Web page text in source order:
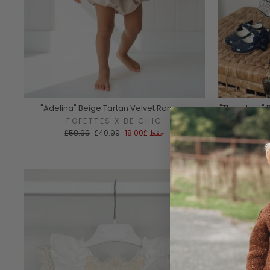
"Adelina" Beige Tartan Velvet Romper
FOFETTES X BE CHIC
السعر
£58.99 سعر
£40.99 حفظ £18.00
"Theodora"
Sale